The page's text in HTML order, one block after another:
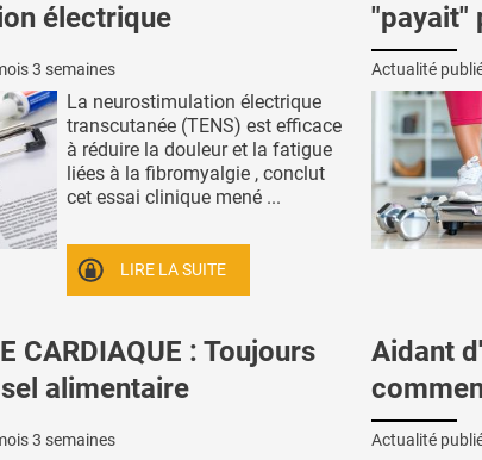
électrique
3 semaines
La neurostimulation électrique
transcutanée (TENS) est efficace
à réduire la douleur et la fatigue
liées à la fibromyalgie , conclut
cet essai clinique mené ...
LIRE LA SUITE
"payait"
Actualité
CARDIAQUE : Toujours
alimentaire
3 semaines
Aidant
Actualité